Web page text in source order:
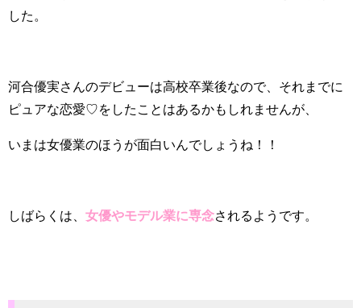
した。
河合優実さんのデビューは高校卒業後なので、それまでに
ピュアな恋愛♡をしたことはあるかもしれませんが、
いまは女優業のほうが面白いんでしょうね！！
しばらくは、 女優やモデル業に専念されるようです。